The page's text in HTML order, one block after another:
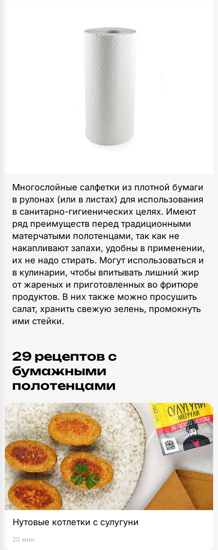
Многослойные салфетки из плотной бумаги
в рулонах (или в листах) для использования
в санитарно-гигиенических целях. Имеют
ряд преимуществ перед традиционными
матерчатыми полотенцами, так как не
накапливают запахи, удобны в применении,
их не надо стирать. Могут использоваться и
в кулинарии, чтобы впитывать лишний жир
от жареных и приготовленных во фритюре
продуктов. В них также можно просушить
салат, хранить свежую зелень, промокнуть
ими стейки.
29 рецептов c
бумажными
полотенцами
Нутовые котлетки с сулугуни
20 мин.